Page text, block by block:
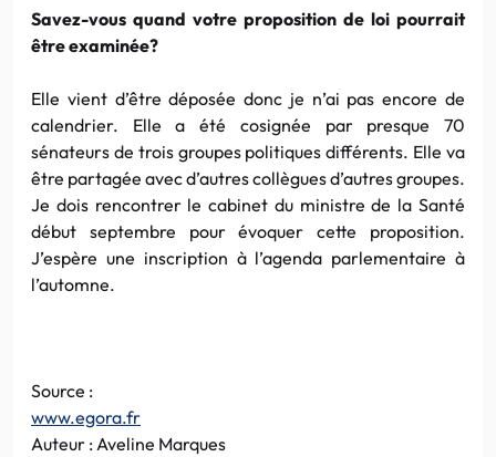
Savez-vous quand votre proposition de loi pourrait
être examinée?
Elle vient d’être déposée donc je n’ai pas encore de
calendrier. Elle a été cosignée par presque 70
sénateurs de trois groupes politiques différents. Elle va
être partagée avec d’autres collègues d’autres groupes.
Je dois rencontrer le cabinet du ministre de la Santé
début septembre pour évoquer cette proposition.
J’espère une inscription à l’agenda parlementaire à
l’automne.
Source :
www.egora.fr
Auteur : Aveline Marques